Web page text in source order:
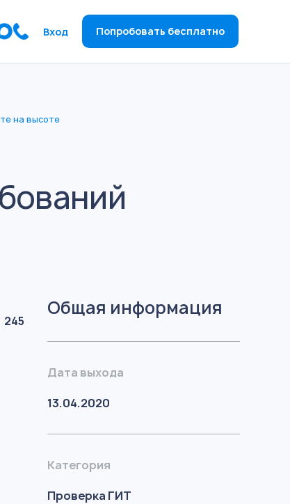
Вход Попробовать бесплатно
на высоте
245
Общая информация
Дата выхода
13.04.2020
Категория
Проверка ГИТ